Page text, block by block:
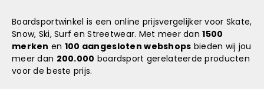
Boardsportwinkel is een online prijsvergelijker voor Skate,
Snow, Ski, Surf en Streetwear. Met meer dan1500
merken en 100 aangesloten webshops bieden wij jou
meer dan 200.000 boardsport gerelateerde producten
voor de beste prijs.